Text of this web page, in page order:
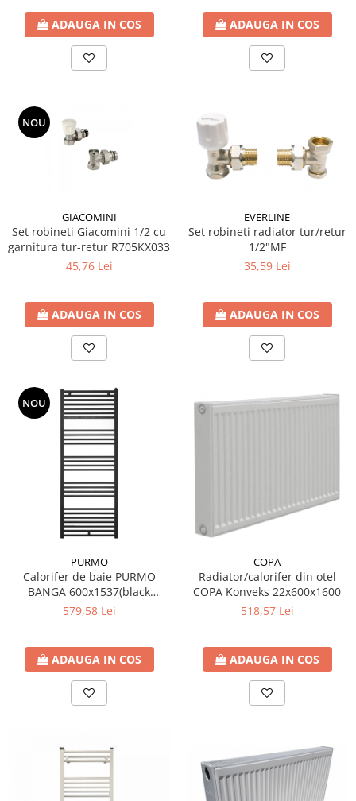
ADAUGA IN COS ADAUGA IN COS
NOU
GIACOMINI
Set robineti Giacomini 1/2 cu
garnitura tur-retur R705KX033
45,76 Lei
ADAUGA IN COS
EVERLINE
Set robineti radiator tur/retur
1/2"MF
35,59 Lei
ADAUGA IN COS
NOU
PURMO
Calorifer de baie PURMO
BANGA 600x1537(black
textured)
579,58 Lei
ADAUGA IN COS
COPA
Radiator/calorifer din otel
COPA Konveks 22x600x1600
518,57 Lei
ADAUGA IN COS